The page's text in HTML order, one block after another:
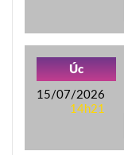
Úc
15/07/2026
14h21